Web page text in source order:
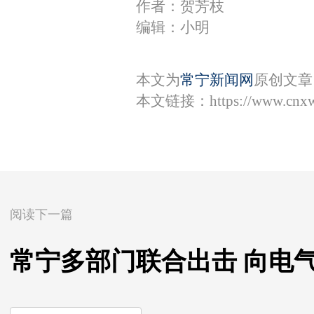
作者：贺芳枝
编辑：小明
本文为常宁新闻网 原创文
本文链接： https://
阅读下一篇
常宁多部门联合出击 向电